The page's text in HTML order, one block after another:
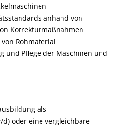
anhand von
Korrekturmaßnahmen
Rohmaterial
und Pflege der Maschinen und
als
d) oder eine vergleichbare